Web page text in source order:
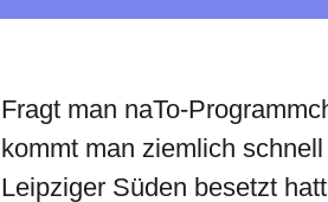
Fragt man naTo-
kommt man ziemlich
Leipziger Süden besetzt